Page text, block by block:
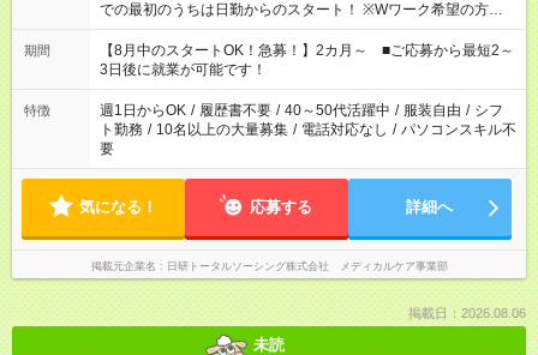
での最初のうちは日勤からのスタート！ ※Wワーク希望の方へ
今ご覧のお仕事で希望する勤務時間と、もう1つのお仕事の勤務
時間。 合計で週40時間を超える場合は応募できません。
期間
【8月中のスタートOK！急募！】2カ月～ ■ご応募から最短2～
3日後に就業が可能です！
特徴 週1日からOK / 履歴書不要 / 40～50代活躍中 / 服装自由 / シフ
ト勤務 / 10名以上の大量募集 / 電話対応なし / パソコンスキル不
要
気になる！ 応募する 詳細へ
掲載元企業名 日研トータルソーシング株式会社 メディカルケア事業部
掲載日：2026.08.06
未読